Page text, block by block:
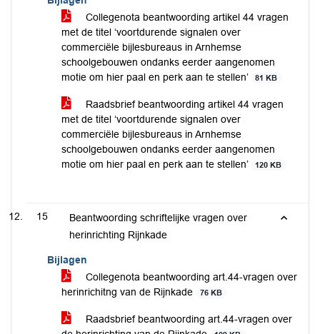
Collegenota beantwoording artikel 44 vragen
met de titel ‘voortdurende signalen over
commerciële bijlesbureaus in Arnhemse
schoolgebouwen ondanks eerder aangenomen
motie om hier paal en perk aan te stellen’
81 KB
Raadsbrief beantwoording artikel 44 vragen
met de titel ‘voortdurende signalen over
commerciële bijlesbureaus in Arnhemse
schoolgebouwen ondanks eerder aangenomen
motie om hier paal en perk aan te stellen’
120 KB
15
Beantwoording schriftelijke vragen over
herinrichting Rijnkade
Bijlagen
Collegenota beantwoording art.44-vragen over
herinrichitng van de Rijnkade
76 KB
Raadsbrief beantwoording art.44-vragen over